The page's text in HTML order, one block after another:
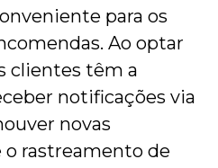
para os
Ao optar
clientes têm a
notificações via
novas
o rastreamento de